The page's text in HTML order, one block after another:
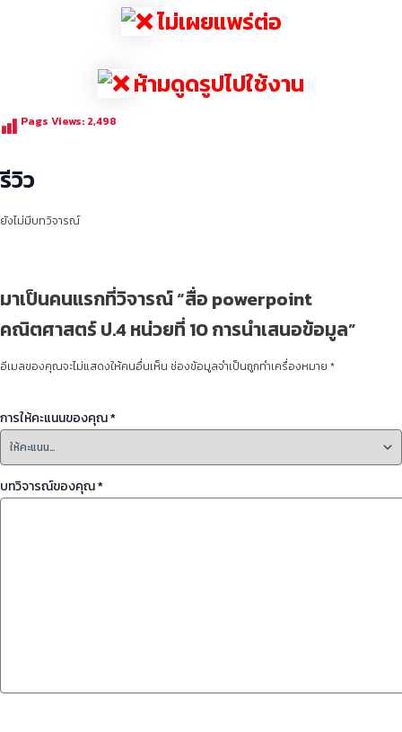
ไม่เผยแพร่ต่อ
ห้ามดูดรูปไปใช้งาน
Pags Views: 2,498
รีวิว
ยังไม่มีบทวิจารณ์
มาเป็นคนแรกที่วิจารณ์ “สื่อ powerpoint
คณิตศาสตร์ ป.4 หน่วยที่ 10 การนำเสนอข้อมูล”
อีเมลของคุณจะไม่แสดงให้คนอื่นเห็น ช่องข้อมูลจำเป็นถูกทำเครื่องหมาย *
การให้คะแนนของคุณ*
บทวิจารณ์ของคุณ*